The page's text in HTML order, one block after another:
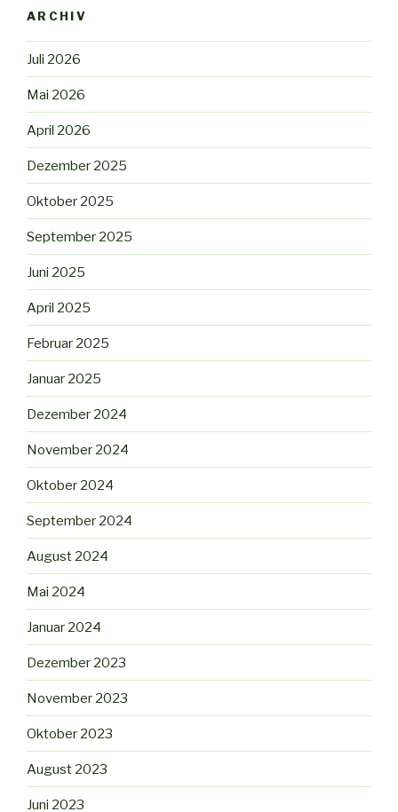
ARCHIV
Juli 2026
Mai 2026
April 2026
Dezember 2025
Oktober 2025
September 2025
Juni 2025
April 2025
Februar 2025
Januar 2025
Dezember 2024
November 2024
Oktober 2024
September 2024
August 2024
Mai 2024
Januar 2024
Dezember 2023
November 2023
Oktober 2023
August 2023
Juni 2023